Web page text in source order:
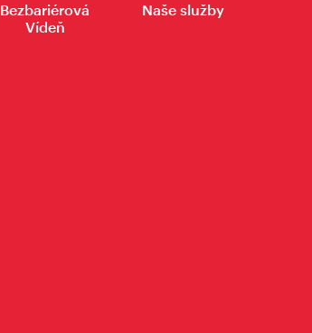
Bezbariérová
Vídeň
Naše služby